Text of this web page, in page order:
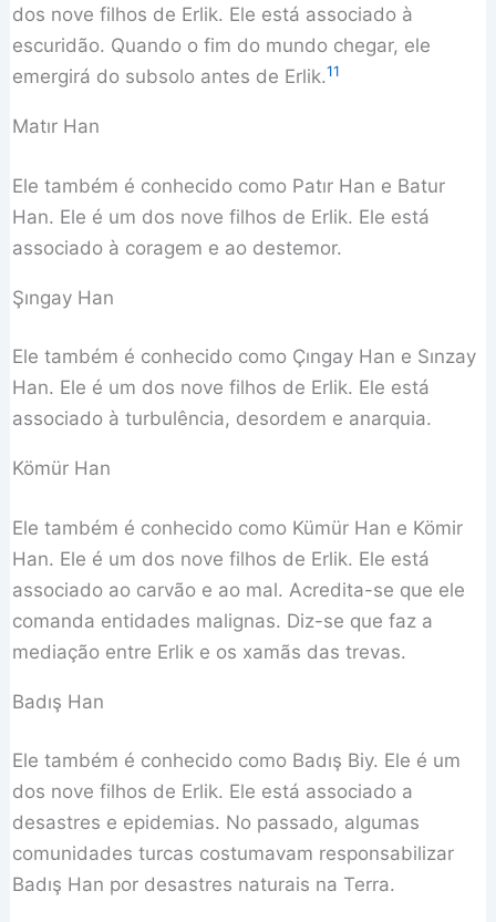
dos nove filhos de Erlik. Ele está associado à
escuridão. Quando o fim do mundo chegar, ele
emergirá do subsolo antes de Erlik.11
Matır Han
Ele também é conhecido como Patır Han e Batur
Han. Ele é um dos nove filhos de Erlik. Ele está
associado à coragem e ao destemor.
Şıngay Han
Ele também é conhecido como Çıngay Han e Sınzay
Han. Ele é um dos nove filhos de Erlik. Ele está
associado à turbulência, desordem e anarquia.
Kömür Han
Ele também é conhecido como Kümür Han e Kömir
Han. Ele é um dos nove filhos de Erlik. Ele está
associado ao carvão e ao mal. Acredita-se que ele
comanda entidades malignas. Diz-se que faz a
mediação entre Erlik e os xamãs das trevas.
Badış Han
Ele também é conhecido como Badış Biy. Ele é um
dos nove filhos de Erlik. Ele está associado a
desastres e epidemias. No passado, algumas
comunidades turcas costumavam responsabilizar
Badış Han por desastres naturais na Terra.